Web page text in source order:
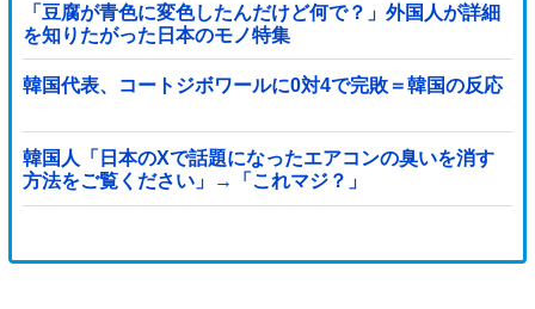
「豆腐が青色に変色したんだけど何で？」外国人が詳細
を知りたがった日本のモノ特集
韓国代表、コートジボワールに0対4で完敗＝韓国の反応
韓国人「日本のXで話題になったエアコンの臭いを消す
方法をご覧ください」→「これマジ？」